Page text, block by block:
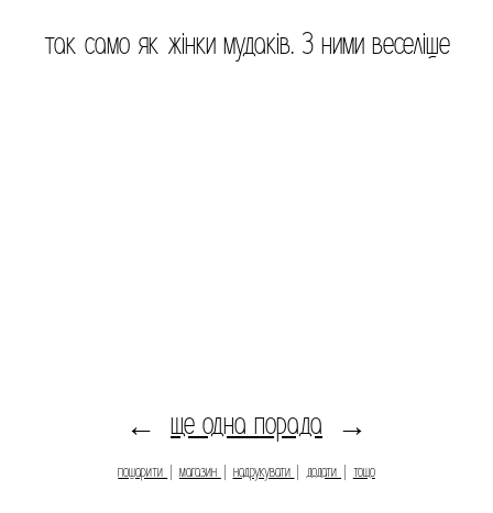
так само як жінки мудаків. З ними веселіше
← ще одна порада →
пошарити магазин надрукувати додати тощо